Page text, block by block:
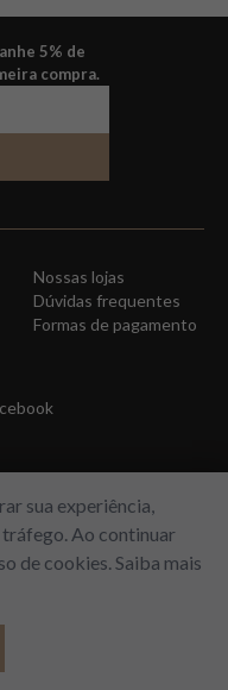
sua experiência,
Ao continuar
de cookies. Saiba mais
5% de
compra.
Nossas lojas
Dúvidas frequentes
Formas de pagamento